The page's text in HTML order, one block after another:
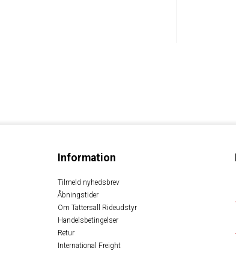
Information
Tilmeld nyhedsbrev
Åbningstider
Om Tattersall Rideudstyr
Handelsbetingelser
Retur
International Freight